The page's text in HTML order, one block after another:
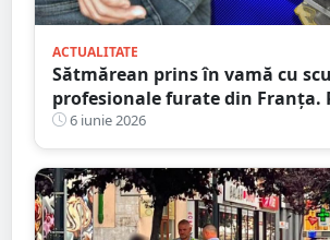
ACTUALITATE
Sătmărean prins în vamă cu
profesionale furate din Franța.
dat alarma după ce oamenii au
la muncă
6 iunie 2026